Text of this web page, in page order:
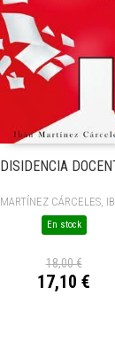
DISIDENCIA
MARTÍNEZ CÁRCELES,
En stock
18,00 €
17,10 €